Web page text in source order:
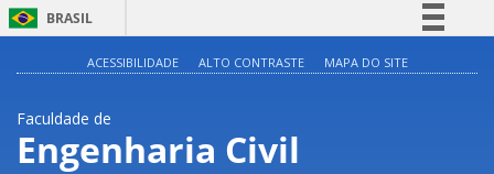
BRASIL
ACESSIBILIDADE ALTO CONTRASTE MAPA DO SITE
Faculdade de
Engenharia Civil